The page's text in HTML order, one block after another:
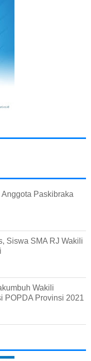
Paskibraka
Siswa SMA RJ Wakili
Wakili
POPDA Provinsi 2021